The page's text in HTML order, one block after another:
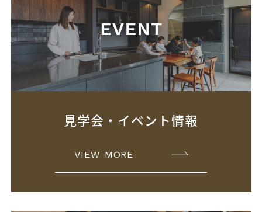
見学会・イベント情報
VIEW MORE